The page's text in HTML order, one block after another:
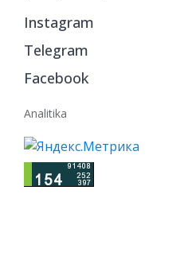
Instagram
Telegram
Facebook
Analitika